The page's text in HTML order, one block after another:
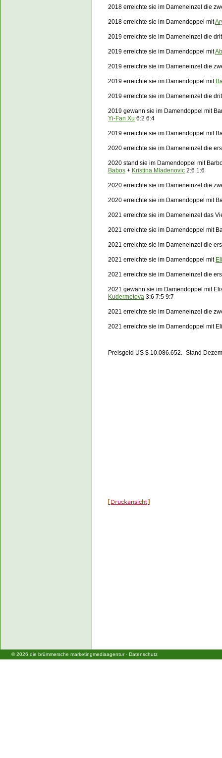
2018 erreichte sie im Dameneinzel die
2018 erreichte sie im Damendoppel mit
2019 erreichte sie im Dameneinzel die
2019 erreichte sie im Damendoppel mit
2019 erreichte sie im Dameneinzel die
2019 erreichte sie im Damendoppel mit
2019 erreichte sie im Dameneinzel die
2019 gewann sie im Damendoppel mit
Yi-Fan Xu 6:2 6:4
2019 erreichte sie im Damendoppel mit
2020 erreichte sie im Dameneinzel die
2020 stand sie im Damendoppel mit
Babos + Kristina Mladenovic 2:6 1:6
2020 erreichte sie im Dameneinzel die
2020 erreichte sie im Damendoppel mit
2021 erreichte sie im Dameneinzel das
2021 erreichte sie im Damendoppel mit
2021 erreichte sie im Dameneinzel die
2021 erreichte sie im Damendoppel mit
2021 erreichte sie im Dameneinzel die
2021 gewann sie im Damendoppel mit
Kudermetova 3:6 7:5 9:7
2021 erreichte sie im Dameneinzel die
2021 erreichte sie im Damendoppel mit
Preisgeld US $ 10.086.652.- Stand
© 2026 die brümmersche marketingmediaagentur· Datenschutz